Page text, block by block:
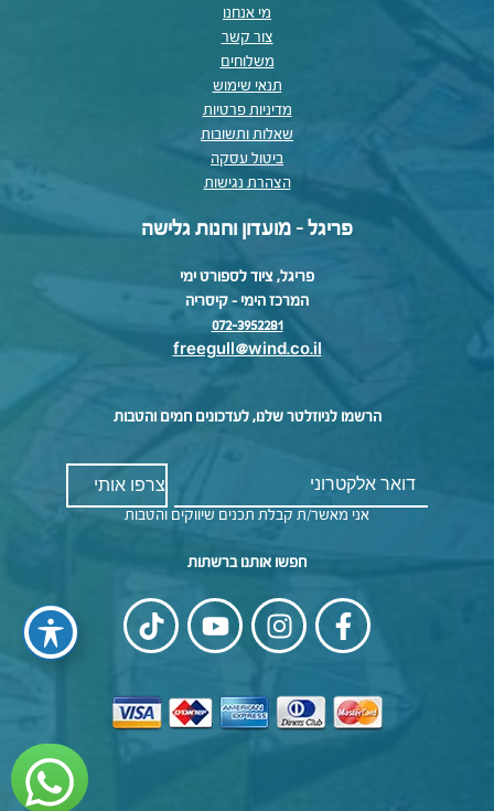
מי אנחנו
צור קשר
משלוחים
תנאי שימוש
מדיניות פרטיות
שאלות ותשובות
ביטול עסקה
הצהרת נגישות
פריגל - מועדון וחנות גלישה
פריגל, ציוד לספורט ימי
המרכז הימי – קיסריה
072-3952281
freegull@wind.co.il
הרשמו לניוזלטר שלנו, לעדכונים חמים והטבות
אני מאשר/ת קבלת תכנים שיווקים והטבות
חפשו אותנו ברשתות